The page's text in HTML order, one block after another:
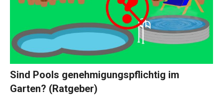
Sind Pools genehmigungspflichtig im
Garten? (Ratgeber)